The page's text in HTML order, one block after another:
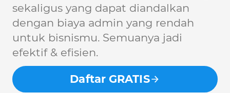
sekaligus yang dapat diandalkan
dengan biaya admin yang rendah
untuk bisnismu. Semuanya jadi
efektif & efisien.
Daftar GRATIS